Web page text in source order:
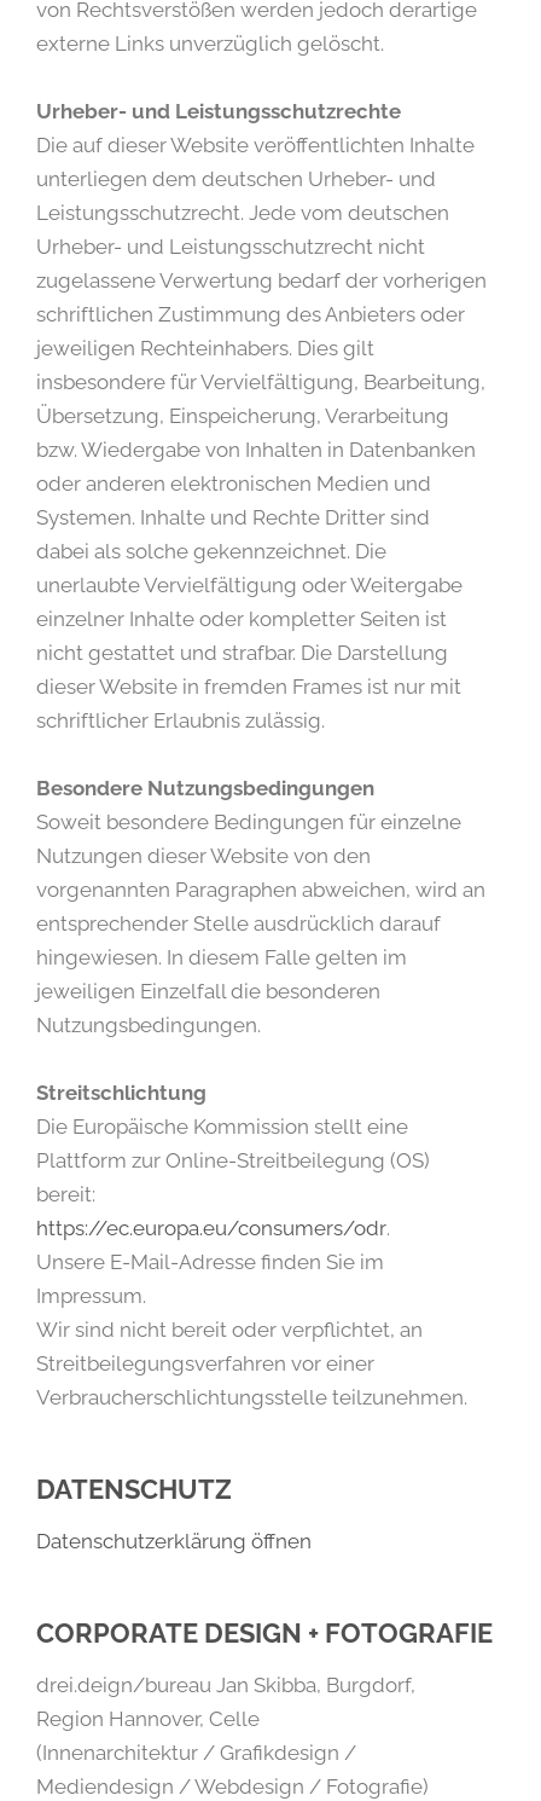
von Rechtsverstößen werden jedoch derartige
externe Links unverzüglich gelöscht.
Urheber- und Leistungsschutzrechte
Die auf dieser Website veröffentlichten Inhalte
unterliegen dem deutschen Urheber- und
Leistungsschutzrecht. Jede vom deutschen
Urheber- und Leistungsschutzrecht nicht
zugelassene Verwertung bedarf der vorherigen
schriftlichen Zustimmung des Anbieters oder
jeweiligen Rechteinhabers. Dies gilt
insbesondere für Vervielfältigung, Bearbeitung,
Übersetzung, Einspeicherung, Verarbeitung
bzw. Wiedergabe von Inhalten in Datenbanken
oder anderen elektronischen Medien und
Systemen. Inhalte und Rechte Dritter sind
dabei als solche gekennzeichnet. Die
unerlaubte Vervielfältigung oder Weitergabe
einzelner Inhalte oder kompletter Seiten ist
nicht gestattet und strafbar. Die Darstellung
dieser Website in fremden Frames ist nur mit
schriftlicher Erlaubnis zulässig.
Besondere Nutzungsbedingungen
Soweit besondere Bedingungen für einzelne
Nutzungen dieser Website von den
vorgenannten Paragraphen abweichen, wird an
entsprechender Stelle ausdrücklich darauf
hingewiesen. In diesem Falle gelten im
jeweiligen Einzelfall die besonderen
Nutzungsbedingungen.
Streitschlichtung
Die Europäische Kommission stellt eine
Plattform zur Online-Streitbeilegung (OS)
bereit:
https://ec.europa.eu/consumers/odr.
Unsere E-Mail-Adresse finden Sie im
Impressum.
Wir sind nicht bereit oder verpflichtet, an
Streitbeilegungsverfahren vor einer
Verbraucherschlichtungsstelle teilzunehmen.
DATENSCHUTZ
Datenschutzerklärung öffnen
CORPORATE DESIGN + FOTOGRAFIE
drei.deign/bureau Jan Skibba, Burgdorf,
Region Hannover, Celle
(Innenarchitektur / Grafikdesign /
Mediendesign / Webdesign / Fotografie)